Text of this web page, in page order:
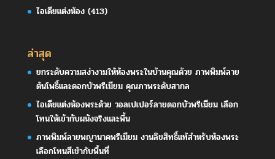
ไอเดียแต่งห้อง(413)
ล่าสุด
ยกระดับความสง่างามให้ห้องพระในบ้านคุณด้วย ภาพพิมพ์ลาย
ต้นโพธิ์และดอกบัวพรีเมียม คุณภาพระดับสากล
ไอเดียแต่งห้องพระด้วย วอลเปเปอร์ลายดอกบัวพรีเมียม เลือก
โทนให้เข้ากับผนังจริงและพื้น
ภาพพิมพ์ลายพญานาคพรีเมียม งานลิขสิทธิ์แท้สำหรับห้องพระ
เลือกโทนสีเข้ากับพื้นที่